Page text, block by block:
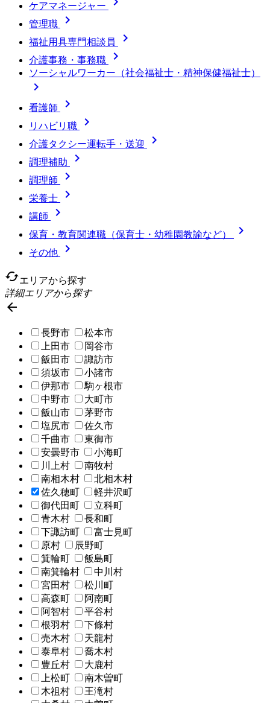
ケアマネージャー
管理職 
福祉用具専門相談員 
介護事務・事務職 
ソーシャルワーカー（社会福祉士・精神保健福祉士）

看護師 
リハビリ職 
介護タクシー運転手・送迎 
調理補助 
調理師 
栄養士 
講師 
保育・教育関連職（保育士・幼稚園教諭など） 
その他

cachedエリアから探す
詳細エリアから探す

長野市
松本市
上田市
岡谷市
飯田市
諏訪市
須坂市
小諸市
伊那市
駒ヶ根市
中野市
大町市
飯山市
茅野市
塩尻市
佐久市
千曲市
東御市
安曇野市
小海町
川上村
南牧村
南相木村
北相木村
佐久穂町
軽井沢町
御代田町
立科町
青木村
長和町
下諏訪町
富士見町
原村
辰野町
箕輪町
飯島町
南箕輪村
中川村
宮田村
松川町
高森町
阿南町
阿智村
平谷村
根羽村
下條村
売木村
天龍村
泰阜村
喬木村
豊丘村
大鹿村
上松町
南木曽町
木祖村
王滝村